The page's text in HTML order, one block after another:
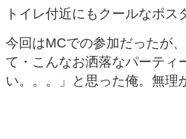
トイレ付近にもクールなポス
今回はMCでの参加だったが
て・こんなお洒落なパーティ
い。。。」と思った俺。無理